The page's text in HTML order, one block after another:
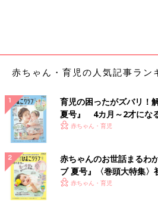
赤ちゃん・育児の人気記事ラン
育児の困ったがズバリ！
夏号』 4カ月～2才にな
いっぱい！
赤ちゃん・育児
赤ちゃんのお世話まるわ
ブ 夏号』〈巻頭大特集
く！ おっぱい・ミルクの
赤ちゃん・育児